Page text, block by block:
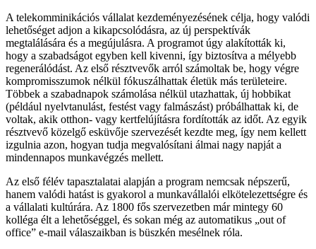
A telekomminikációs vállalat kezdeményezésének célja, hogy valódi
lehetőséget adjon a kikapcsolódásra, az új perspektívák
megtalálására és a megújulásra. A programot úgy alakították ki,
hogy a szabadságot egyben kell kivenni, így biztosítva a mélyebb
regenerálódást. Az első résztvevők arról számoltak be, hogy végre
kompromisszumok nélkül fókuszálhattak életük más területeire.
Többek a szabadnapok számolása nélkül utazhattak, új hobbikat
(például nyelvtanulást, festést vagy falmászást) próbálhattak ki, de
voltak, akik otthon- vagy kertfelújításra fordították az időt. Az egyik
résztvevő közelgő esküvője szervezését kezdte meg, így nem kellett
izgulnia azon, hogyan tudja megvalósítani álmai nagy napját a
mindennapos munkavégzés mellett.
Az első félév tapasztalatai alapján a program nemcsak népszerű,
hanem valódi hatást is gyakorol a munkavállalói elkötelezettségre és
a vállalati kultúrára. Az 1800 fős szervezetben már mintegy 60
kolléga élt a lehetőséggel, és sokan még az automatikus „out of
office” e-mail válaszaikban is büszkén mesélnek róla.